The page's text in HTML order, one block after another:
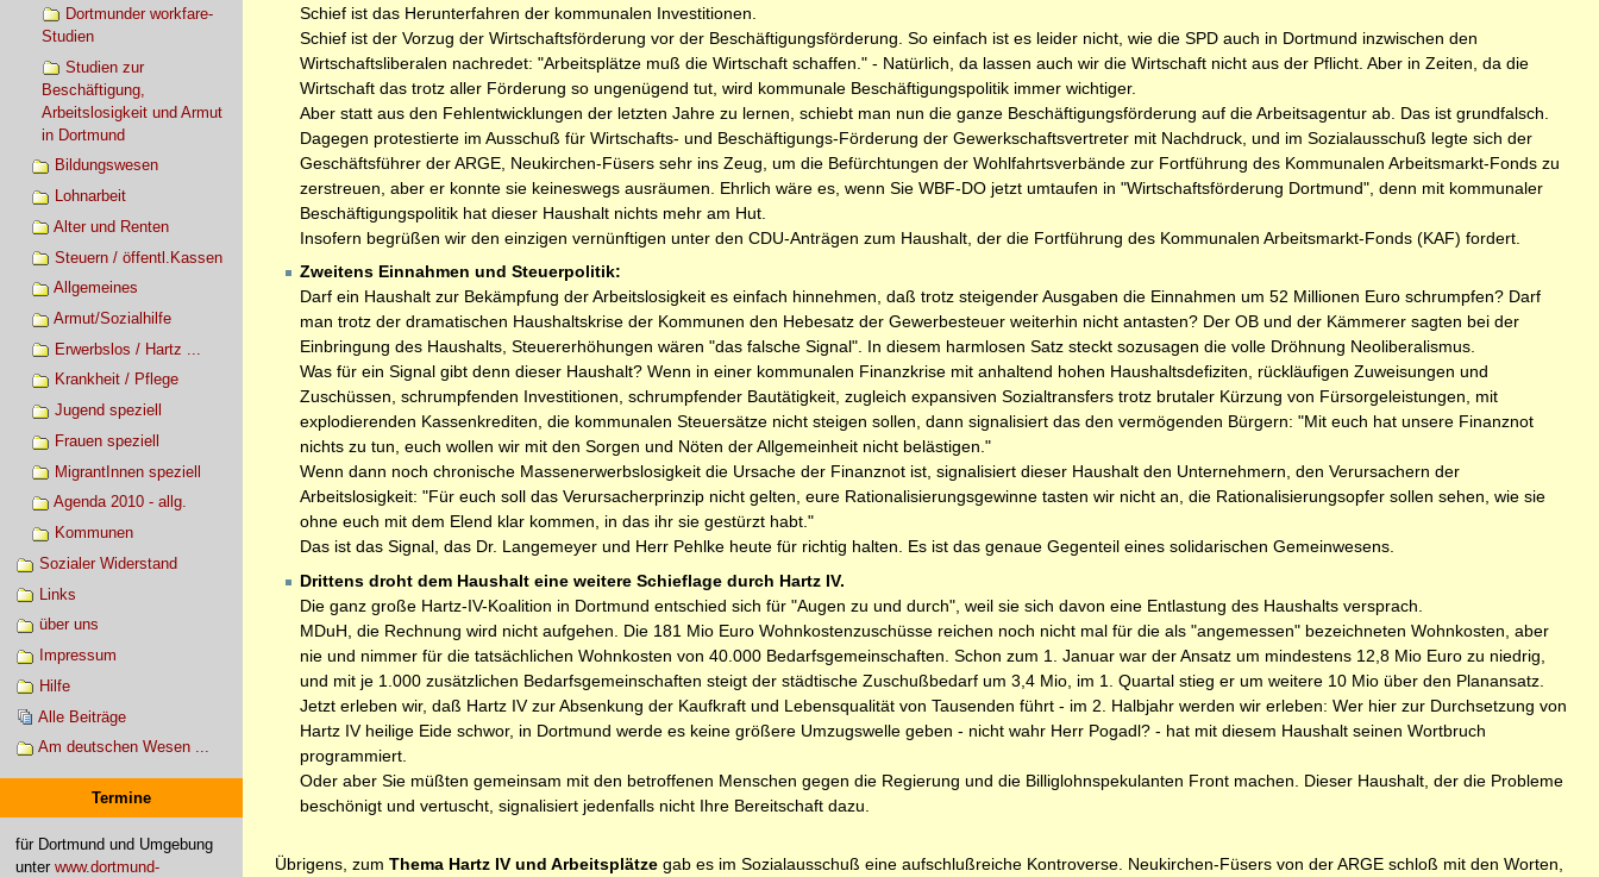
Dortmunder workfare-
Studien
Studien zur
Beschäftigung,
Arbeitslosigkeit und Armut
in Dortmund
Bildungswesen
Lohnarbeit
Alter und Renten
Steuern / öffentl.Kassen
Allgemeines
Armut/Sozialhilfe
Erwerbslos / Hartz ...
Krankheit / Pflege
Jugend speziell
Frauen speziell
MigrantInnen speziell
Agenda 2010 - allg.
Kommunen
Sozialer Widerstand
Links
über uns
Impressum
Hilfe
Alle Beiträge
Am deutschen Wesen ...
Termine
für Dortmund und Umgebung
unter www.dortmund-
Schief ist das Herunterfahren der kommunalen Investitionen.
Schief ist der Vorzug der Wirtschaftsförderung vor der Beschäftigungsförderung. So einfach ist es leider nicht, wie die SPD auch in Dortmund inzwischen den
Wirtschaftsliberalen nachredet: "Arbeitsplätze muß die Wirtschaft schaffen." - Natürlich, da lassen auch wir die Wirtschaft nicht aus der Pflicht. Aber in Zeiten, da die
Wirt­schaft das trotz aller Förderung so ungenügend tut, wird kommunale Beschäftigungspolitik immer wichtiger.
Aber statt aus den Fehlentwicklungen der letzten Jahre zu lernen, schiebt man nun die ganze Beschäftigungsförderung auf die Arbeitsagentur ab. Das ist grundfalsch.
Dagegen protestierte im Ausschuß für Wirtschafts- und Beschäftigungs-Förderung der Gewerkschaftsvertreter mit Nachdruck, und im Sozialausschuß legte sich der
Geschäftsführer der ARGE, Neukirchen-Füsers sehr ins Zeug, um die Befürchtungen der Wohlfahrtsverbände zur Fortführung des Kommunalen Arbeitsmarkt-Fonds zu
zerstreuen, aber er konnte sie keineswegs ausräumen. Ehrlich wäre es, wenn Sie WBF-DO jetzt umtaufen in "Wirtschaftsförderung Dortmund", denn mit kommunaler
Beschäftigungspolitik hat dieser Haushalt nichts mehr am Hut.
Insofern begrüßen wir den einzigen vernünftigen unter den CDU-Anträgen zum Haushalt, der die Fortführung des Kommunalen Arbeitsmarkt-Fonds (KAF) fordert.
Zweitens Einnahmen und Steuerpolitik:
Darf ein Haushalt zur Bekämpfung der Arbeitslosigkeit es einfach hinnehmen, daß trotz steigender Ausgaben die Einnahmen um 52 Millionen Euro schrumpfen? Darf
man trotz der dramatischen Haushaltskrise der Kommunen den Hebesatz der Gewerbesteuer weiterhin nicht antasten? Der OB und der Kämmerer sagten bei der
Einbringung des Haushalts, Steuererhöhungen wären "das falsche Signal". In diesem harmlosen Satz steckt sozusagen die volle Dröhnung Neoliberalismus.
Was für ein Signal gibt denn dieser Haushalt? Wenn in einer kommunalen Finanzkrise mit anhaltend hohen Haushaltsdefiziten, rückläufigen Zuweisungen und
Zuschüssen, schrumpfenden Investitio­nen, schrumpfender Bautätigkeit, zugleich expansiven Sozialtransfers trotz brutaler Kürzung von Fürsorgeleistun­gen, mit
explodierenden Kassenkrediten, die kommunalen Steuersätze nicht steigen sollen, dann signalisiert das den vermögenden Bürgern: "Mit euch hat unsere Finanznot
nichts zu tun, euch wollen wir mit den Sorgen und Nöten der Allgemeinheit nicht belästigen."
Wenn dann noch chronische Massenerwerbslosigkeit die Ursache der Finanznot ist, signalisiert dieser Haushalt den Unternehmern, den Verursachern der
Arbeitslosigkeit: "Für euch soll das Verursacher­prinzip nicht gelten, eure Rationalisierungsgewinne tasten wir nicht an, die Rationalisierungsopfer sollen sehen, wie sie
ohne euch mit dem Elend klar kommen, in das ihr sie gestürzt habt."
Das ist das Signal, das Dr. Langemeyer und Herr Pehlke heute für richtig halten. Es ist das genaue Gegenteil eines solidarischen Gemeinwesens.
Drittens droht dem Haushalt eine weitere Schieflage durch Hartz IV.
Die ganz große Hartz-IV-Koalition in Dortmund entschied sich für "Augen zu und durch", weil sie sich davon eine Entlastung des Haushalts versprach.
MDuH, die Rechnung wird nicht aufgehen. Die 181 Mio Euro Wohnkostenzuschüsse reichen noch nicht mal für die als "angemessen" bezeichneten Wohnkosten, aber
nie und nimmer für die tatsächlichen Wohnkosten von 40.000 Bedarfsgemeinschaften. Schon zum 1. Januar war der Ansatz um mindestens 12,8 Mio Euro zu niedrig,
und mit je 1.000 zusätzlichen Bedarfsgemeinschaften steigt der städtische Zuschußbedarf um 3,4 Mio, im 1. Quartal stieg er um weitere 10 Mio über den Planansatz.
Jetzt erleben wir, daß Hartz IV zur Absenkung der Kaufkraft und Lebensqualität von Tausenden führt - im 2. Halbjahr werden wir erleben: Wer hier zur Durchsetzung von
Hartz IV heilige Eide schwor, in Dortmund werde es keine größere Umzugswelle geben - nicht wahr Herr Pogadl? - hat mit diesem Haushalt seinen Wortbruch
programmiert.
Oder aber Sie müßten gemeinsam mit den betroffenen Menschen gegen die Regierung und die Billiglohnspekulanten Front machen. Dieser Haushalt, der die Probleme
beschönigt und vertuscht, signalisiert jedenfalls nicht Ihre Bereitschaft dazu.
Übrigens, zum Thema Hartz IV und Arbeitsplätzegab es im Sozialausschuß eine aufschlußreiche Kontroverse. Neukirchen-Füsers von der ARGE schloß mit den Worten,